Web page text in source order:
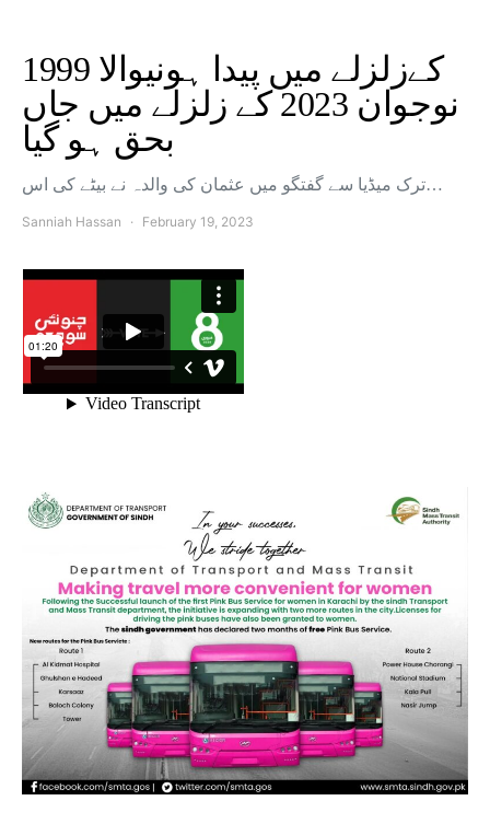
1999 کےزلزلے میں پیدا ہونیوالا
نوجوان 2023 کے زلزلے میں جاں
بحق ہو گیا
ترک میڈیا سے گفتگو میں عثمان کی والدہ نے بیٹے کی اس…
Sanniah Hassan February 19, 2023